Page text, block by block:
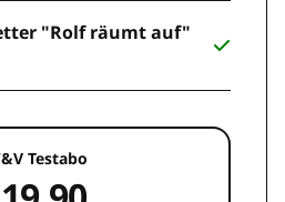
"Rolf räumt auf"
Testabo